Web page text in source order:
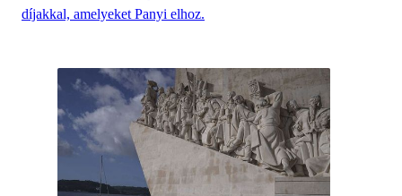
díjakkal, amelyeket Panyi elhoz.